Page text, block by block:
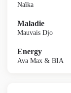
Naïka
Maladie
Mauvais Djo
Energy
Ava Max & BIA